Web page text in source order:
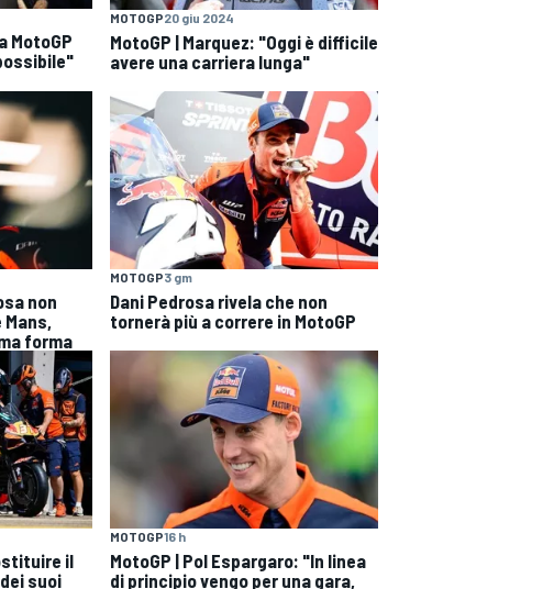
MotoGP
MOTOGP20 giu 2024
MotoGP | Marquez: "Oggi è difficile
avere una carriera lunga"
non
forma
MOTOGP3 gm
Dani Pedrosa rivela che non
tornerà più a correre in MotoGP
il
suoi
MOTOGP16 h
MotoGP | Pol Espargaro: "In linea
di principio vengo per una gara,